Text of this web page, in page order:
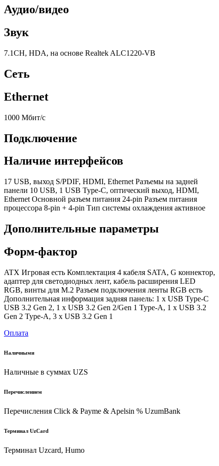
Аудио/видео
Звук
7.1CH, HDA, на основе Realtek ALC1220-VB
Сеть
Ethernet
1000 Мбит/с
Подключение
Наличие интерфейсов
17 USB, выход S/PDIF, HDMI, Ethernet Разъемы на задней
панели 10 USB, 1 USB Type-C, оптический выход, HDMI,
Ethernet Основной разъем питания 24-pin Разъем питания
процессора 8-pin + 4-pin Тип системы охлаждения активное
Дополнительные параметры
Форм-фактор
ATX Игровая есть Комплектация 4 кабеля SATA, G коннектор,
адаптер для светодиодных лент, кабель расширения LED
RGB, винты для M.2 Разъем подключения ленты RGB есть
Дополнительная информация задняя панель: 1 x USB Type-C
USB 3.2 Gen 2, 1 x USB 3.2 Gen 2/Gen 1 Type-A, 1 x USB 3.2
Gen 2 Type-A, 3 x USB 3.2 Gen 1
Оплата
Наличными
Наличные в суммах UZS
Перечислением
Перечисления Click & Payme & Apelsin % UzumBank
Терминал UzCard
Терминал Uzcard, Humo